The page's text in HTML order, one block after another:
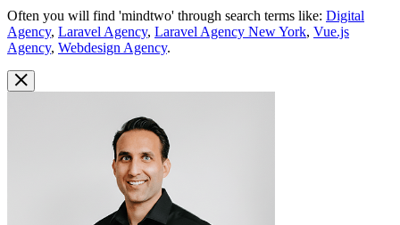
Often you will find 'mindtwo' through search terms like: Digital
Agency, Laravel Agency, Laravel Agency New York, Vue.js
Agency, Webdesign Agency.